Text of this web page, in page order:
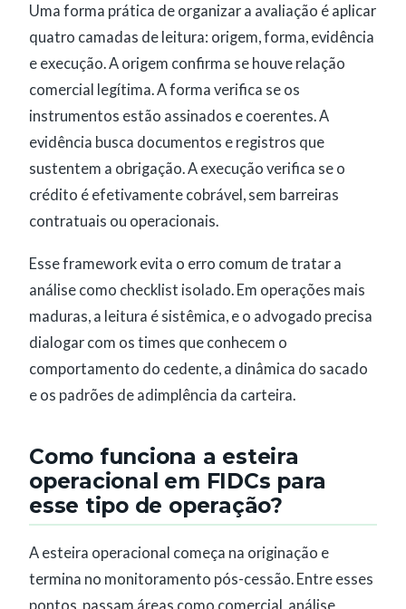
Uma forma prática de organizar a avaliação é aplicar
quatro camadas de leitura: origem, forma, evidência
e execução. A origem confirma se houve relação
comercial legítima. A forma verifica se os
instrumentos estão assinados e coerentes. A
evidência busca documentos e registros que
sustentem a obrigação. A execução verifica se o
crédito é efetivamente cobrável, sem barreiras
contratuais ou operacionais.
Esse framework evita o erro comum de tratar a
análise como checklist isolado. Em operações mais
maduras, a leitura é sistêmica, e o advogado precisa
dialogar com os times que conhecem o
comportamento do cedente, a dinâmica do sacado
e os padrões de adimplência da carteira.
Como funciona a esteira
operacional em FIDCs para
esse tipo de operação?
A esteira operacional começa na originação e
termina no monitoramento pós-cessão. Entre esses